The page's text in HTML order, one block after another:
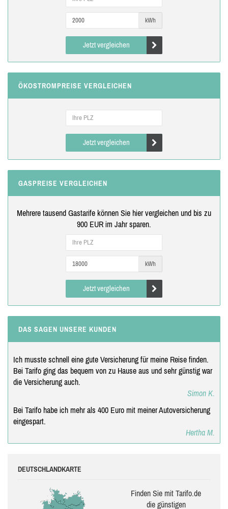
kWh
Jetzt vergleichen
ÖKOSTROMPREISE VERGLEICHEN
Jetzt vergleichen
GASPREISE VERGLEICHEN
Mehrere tausend Gastarife können Sie hier vergleichen und bis zu
900 EUR im Jahr sparen.
kWh
Jetzt vergleichen
DAS SAGEN UNSERE KUNDEN
Ich musste schnell eine gute Versicherung für meine Reise finden.
Bei Tarifo ging das bequem von zu Hause aus und sehr günstig war
die Versicherung auch.
Simon K.
Bei Tarifo habe ich mehr als 400 Euro mit meiner Autoversicherung
eingespart.
Hertha M.
DEUTSCHLANDKARTE
Finden Sie mit Tarifo.de
die güns­ti­gen